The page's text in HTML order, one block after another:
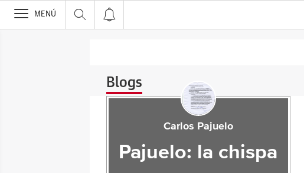
>
MENÚ
Blogs
Carlos Pajuelo
Pajuelo: la chispa